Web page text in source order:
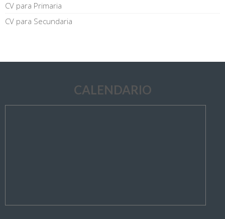
CV para Primaria
CV para Secundaria
CALENDARIO